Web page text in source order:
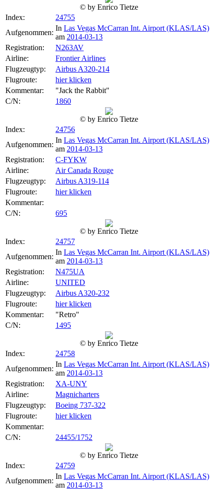
© by Enrico Tietze
Index:
24755
Aufgenommen:
In Las Vegas McCarran Int. Airport (KLAS/LAS)
am 2014-03-13
Registration:
N263AV
Airline:
Frontier Airlines
Flugzeugtyp:
Airbus A320-214
Flugroute:
hier klicken
Kommentar:
"Jack the Rabbit"
C/N:
1860
© by Enrico Tietze
Index:
24756
Aufgenommen:
In Las Vegas McCarran Int. Airport (KLAS/LAS)
am 2014-03-13
Registration:
C-FYKW
Airline:
Air Canada Rouge
Flugzeugtyp:
Airbus A319-114
Flugroute:
hier klicken
Kommentar:
C/N:
695
© by Enrico Tietze
Index:
24757
Aufgenommen:
In Las Vegas McCarran Int. Airport (KLAS/LAS)
am 2014-03-13
Registration:
N475UA
Airline:
UNITED
Flugzeugtyp:
Airbus A320-232
Flugroute:
hier klicken
Kommentar:
"Retro"
C/N:
1495
© by Enrico Tietze
Index:
24758
Aufgenommen:
In Las Vegas McCarran Int. Airport (KLAS/LAS)
am 2014-03-13
Registration:
XA-UNY
Airline:
Magnicharters
Flugzeugtyp:
Boeing 737-322
Flugroute:
hier klicken
Kommentar:
C/N:
24455/1752
© by Enrico Tietze
Index:
24759
Aufgenommen:
In Las Vegas McCarran Int. Airport (KLAS/LAS)
am 2014-03-13